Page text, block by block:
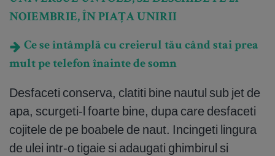
NOIEMBRIE, ÎN PIAȚA UNIRII
Ce se întâmplă cu creierul tău când stai prea
mult pe telefon înainte de somn
Desfaceti conserva, clatiti bine nautul sub jet de
apa, scurgeti-l foarte bine, dupa care desfaceti
cojitele de pe boabele de naut. Incingeti lingura
de ulei intr-o tigaie si adaugati ghimbirul si